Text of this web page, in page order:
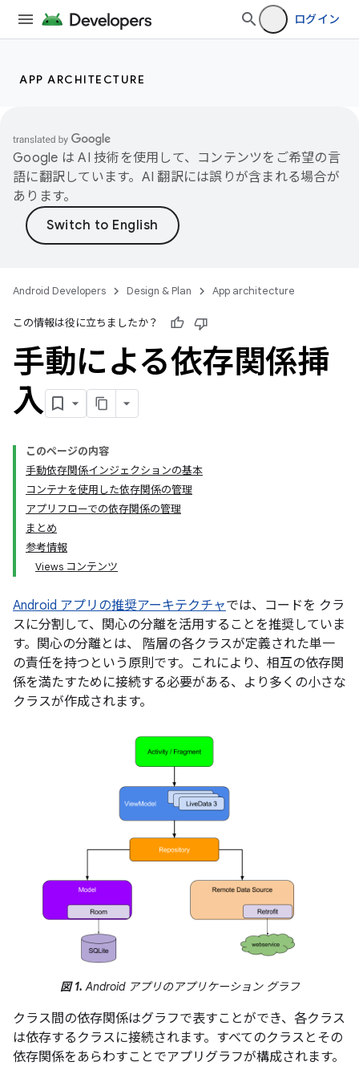
ログイン
APP ARCHITECTURE
Google は AI 技術を使用して、コンテンツをご希望の言
語に翻訳しています。AI 翻訳には誤りが含まれる場合が
あります。
Android Developers Design & Plan App architecture
この情報は役に立ちましたか？
手動による依存関係挿
入
このページの内容
手動依存関係インジェクションの基本
コンテナを使用した依存関係の管理
アプリフローでの依存関係の管理
まとめ
参考情報
Views コンテンツ
Android アプリの推奨アーキテクチャでは、コードを クラ
スに分割して、関心の分離を活用することを推奨していま
す。関心の分離とは、 階層の各クラスが定義された単一
の責任を持つという原則です。これにより、相互の依存関
係を満たすために接続する必要がある、より多くの小さな
クラスが作成されます。
図 1. Android アプリのアプリケーション グラフ
クラス間の依存関係はグラフで表すことができ、各クラス
は依存するクラスに接続されます。すべてのクラスとその
依存関係をあらわすことでアプリグラフが構成されます。